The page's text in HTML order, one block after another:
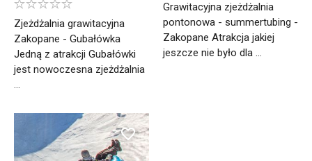
Zjeżdżalnia grawitacyjna
Zakopane - Gubałówka
Jedną z atrakcji Gubałówki
jest nowoczesna zjeżdżalnia
...
Grawitacyjna zjeżdżalnia
pontonowa - summertubing -
Zakopane Atrakcja jakiej
jeszcze nie było dla ...